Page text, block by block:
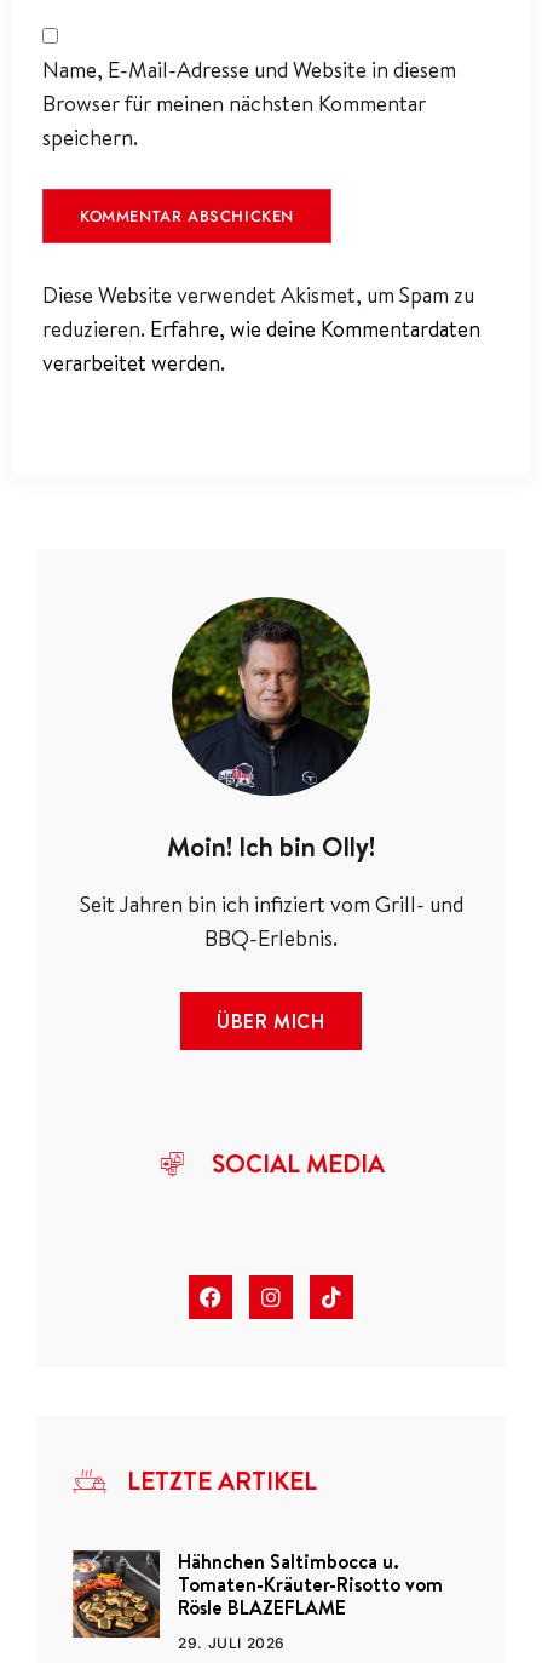
Name, E-Mail-Adresse und Website in diesem
Browser für meinen nächsten Kommentar
speichern.
Diese Website verwendet Akismet, um Spam zu
reduzieren. Erfahre, wie deine Kommentardaten
verarbeitet werden.
Moin! Ich bin Olly!
Seit Jahren bin ich infiziert vom Grill- und
BBQ-Erlebnis.
ÜBER MICH
SOCIAL MEDIA
LETZTE ARTIKEL
Hähnchen Saltimbocca u.
Tomaten-Kräuter-Risotto vom
Rösle BLAZEFLAME
29. JULI 2026